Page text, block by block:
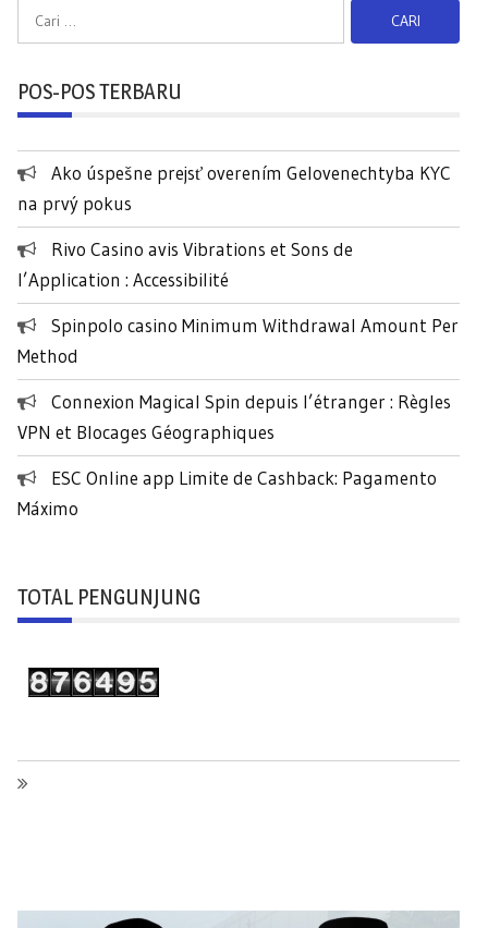
a
n
t
u
k
:
POS-POS TERBARU
Ako úspešne prejsť overením Gelovenechtyba KYC
na prvý pokus
Rivo Casino avis Vibrations et Sons de
l’Application : Accessibilité
Spinpolo casino Minimum Withdrawal Amount Per
Method
Connexion Magical Spin depuis l’étranger : Règles
VPN et Blocages Géographiques
ESC Online app Limite de Cashback: Pagamento
Máximo
TOTAL PENGUNJUNG